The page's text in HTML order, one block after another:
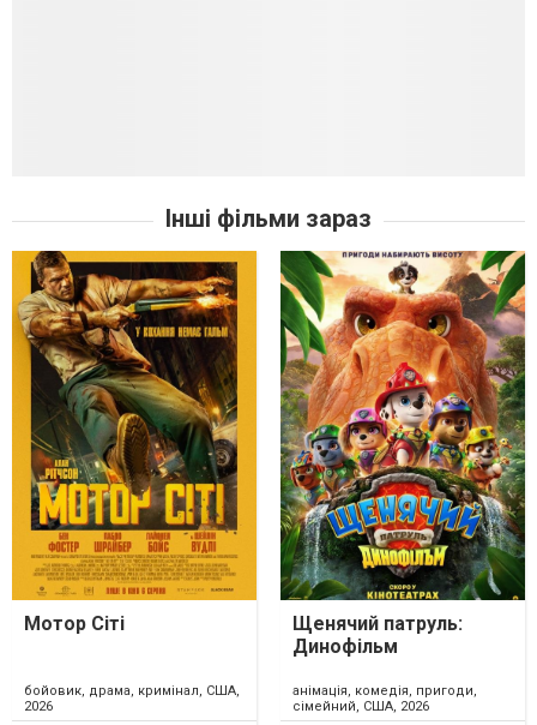
Інші фільми зараз
Мотор Сіті
бойовик, драма, кримінал, США,
2026
Щенячий патруль:
Динофільм
анімація, комедія, пригоди,
сімейний, США, 2026